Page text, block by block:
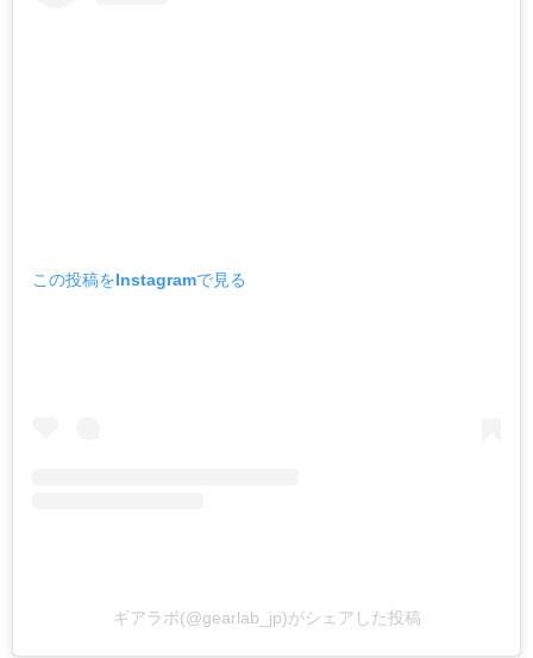
この投稿をInstagramで見る
ギアラボ(@gearlab_jp)がシェアした投稿